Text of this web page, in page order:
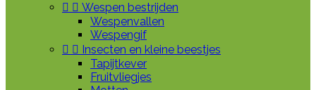
  Wespen bestrijden
Wespenvallen
Wespengif
  Insecten en kleine beestjes
Tapijtkever
Fruitvliegjes